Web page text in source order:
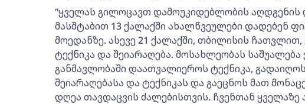
“ყველას გილოცავთ დამოუკიდებლობის
მასშტაბით 13 ქალაქში ახალწვეულები დადებენ
მოედანზე. ასევე 21 ქალაქში, თბილისის
ტექნიკა და შეიარაღება. მოსახლეობას
განმავლობაში დაათვალიეროს ტექნიკა,
შეიარაღებასა და ტექნიკას და გაეცნოს მათ
დღეა თავდაცვის ძალებისთვის. ჩვენთან